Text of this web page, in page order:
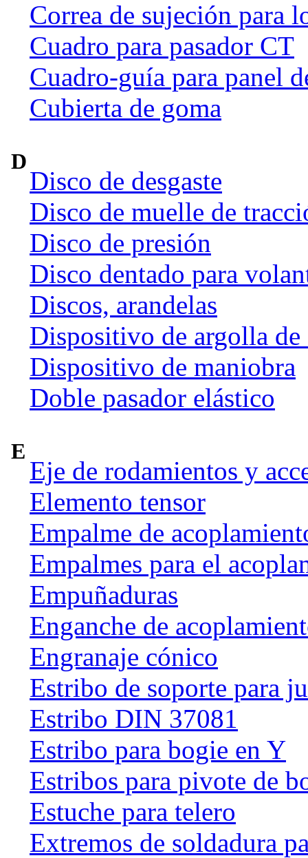
Correa de sujeción para
Cuadro para pasador CT
Cuadro-guía para panel
Cubierta de goma
D
Disco de desgaste
Disco de muelle de
Disco de presión
Disco dentado para
Discos, arandelas
Dispositivo de argolla de
Dispositivo de maniobra
Doble pasador elástico
E
Eje de rodamientos y
Elemento tensor
Empalme de
Empalmes para el
Empuñaduras
Enganche de
Engranaje cónico
Estribo de soporte para
Estribo DIN 37081
Estribo para bogie en Y
Estribos para pivote de
Estuche para telero
Extremos de soldadura